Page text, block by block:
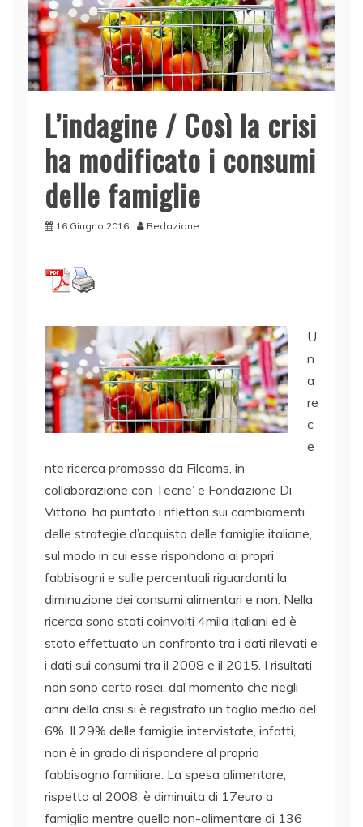
L’indagine / Così la crisi
ha modificato i consumi
delle famiglie
16 Giugno 2016 Redazione
U
n
a
re
c
e
nte ricerca promossa da Filcams, in
collaborazione con Tecne’ e Fondazione Di
Vittorio, ha puntato i riflettori sui cambiamenti
delle strategie d’acquisto delle famiglie italiane,
sul modo in cui esse rispondono ai propri
fabbisogni e sulle percentuali riguardanti la
diminuzione dei consumi alimentari e non. Nella
ricerca sono stati coinvolti 4mila italiani ed è
stato effettuato un confronto tra i dati rilevati e
i dati sui consumi tra il 2008 e il 2015. I risultati
non sono certo rosei, dal momento che negli
anni della crisi si è registrato un taglio medio del
6%. Il 29% delle famiglie intervistate, infatti,
non è in grado di rispondere al proprio
fabbisogno familiare. La spesa alimentare,
rispetto al 2008, è diminuita di 17euro a
famiglia mentre quella non-alimentare di 136